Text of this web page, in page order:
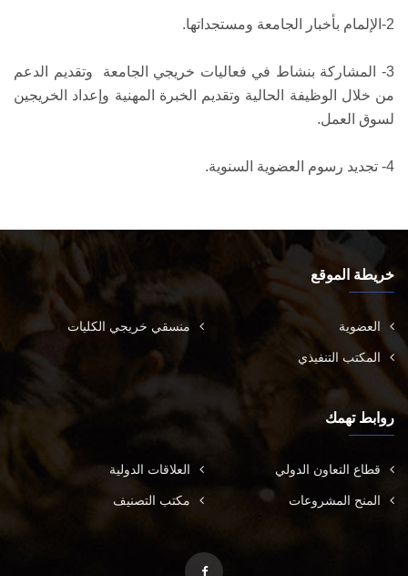
2-الإلمام بأخبار الجامعة ومستجداتها.
3- المشاركة بنشاط في فعاليات خريجي الجامعة وتقديم الدعم
من خلال الوظيفة الحالية وتقديم الخبرة المهنية وإعداد الخريجين
لسوق العمل.
4- تجديد رسوم العضوية السنوية.
خريطة الموقع
العضوية منسقي خريجي الكليات
المكتب التنفيذي
روابط تهمك
قطاع التعاون الدولي العلاقات الدولية
المنح المشروعات مكتب التصنيف